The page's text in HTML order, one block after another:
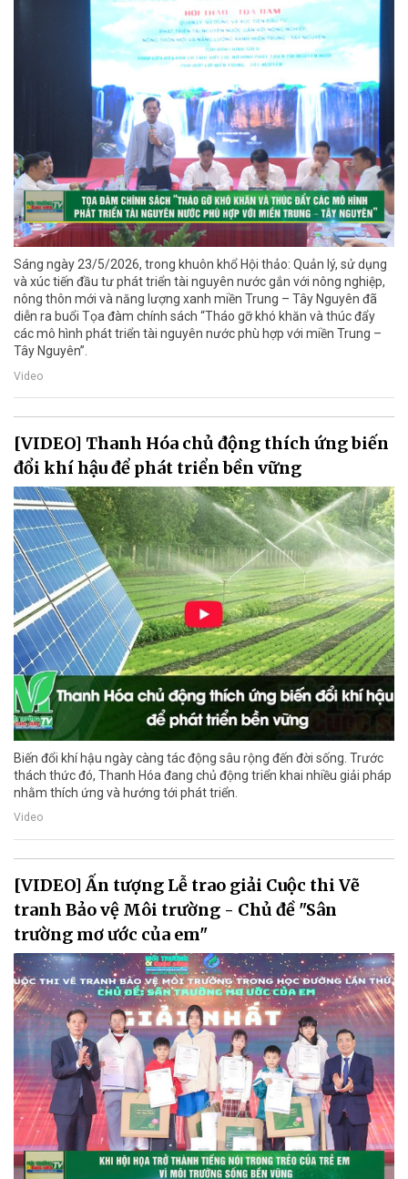
Sáng ngày 23/5/2026, trong khuôn khổ Hội thảo: Quản lý, sử dụng
và xúc tiến đầu tư phát triển tài nguyên nước gắn với nông nghiệp,
nông thôn mới và năng lượng xanh miền Trung – Tây Nguyên đã
diễn ra buổi Tọa đàm chính sách “Tháo gỡ khó khăn và thúc đẩy
các mô hình phát triển tài nguyên nước phù hợp với miền Trung –
Tây Nguyên”.
Video
[VIDEO] Thanh Hóa chủ động thích ứng biến
đổi khí hậu để phát triển bền vững
Biến đổi khí hậu ngày càng tác động sâu rộng đến đời sống. Trước
thách thức đó, Thanh Hóa đang chủ động triển khai nhiều giải pháp
nhằm thích ứng và hướng tới phát triển.
Video
[VIDEO] Ấn tượng Lễ trao giải Cuộc thi Vẽ
tranh Bảo vệ Môi trường - Chủ đề "Sân
trường mơ ước của em"